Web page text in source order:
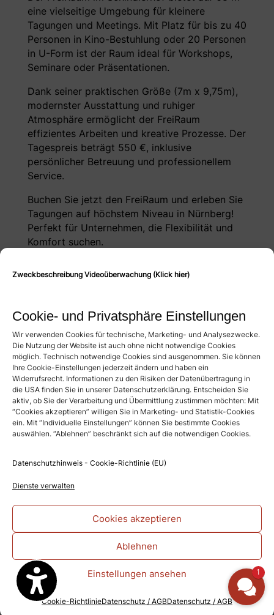
Zweckbeschreibung Videoüberwachung (Klick hier)
Cookie- und Privatsphäre Einstellungen
Wir verwenden Cookies für technische, Marketing- und Analysezwecke.
Die Nutzung der Website ist auch ohne nicht notwendige Cookies
möglich. Technisch notwendige Cookies sind ausgenommen. Sie können
Ihre Cookie-Einstellungen jederzeit ändern und haben ein
Widerrufsrecht. Informationen zu den Risiken der Datenübertragung in
die USA finden Sie in unserer Datenschutzerklärung. Entscheiden Sie
aktiv, ob Sie der Verarbeitung und Übermittlung zustimmen möchten: Mit
“Cookies akzeptieren” willigen Sie in Marketing- und Statistik-Cookies
ein. Mit “Individuelle Einstellungen” können Sie bestimmte Cookies
auswählen. “Ablehnen” beschränkt sich auf die notwendigen Cookies.
Datenschutzhinweis - Cookie-Richtlinie (EU)
Dienste verwalten
Cookies akzeptieren
Ablehnen
Einstellungen ansehen
Cookie-RichtlinieDatenschutz / AGBDatenschutz / AGB
eine vielseitige Umgebung für kleinere
Tagungen und Meetings. Mit Platz für bis zu 40
Personen in Kino-Bestuhlung oder 20 Personen
in U-Form ist der Raum ideal für Workshops,
Seminare oder Präsentationen.
Dank seiner praktischen Größe (7m x 9,75m),
modernster Ausstattung und ruhiger
Atmosphäre ermöglicht der FreiRaum
effizientes Arbeiten und kreative Prozesse. Der
Tagespreis beträgt 550 €, inklusive
persönlicher Betreuung und professionellem
Service.
Buchen Sie jetzt den FreiRaum und erleben Sie
Tagungen auf höchstem Niveau in Nürnberg!
Perfekt für Unternehmen, die Flexibilität und
Komfort suchen.
Tag: 550,- €
Bestuhlungsmöglichkeiten
Kino: 30 Personen
Parlament: 25 Personen
U-Form: 19 Personen
Jetzt "FreiRaum" anfragen
1